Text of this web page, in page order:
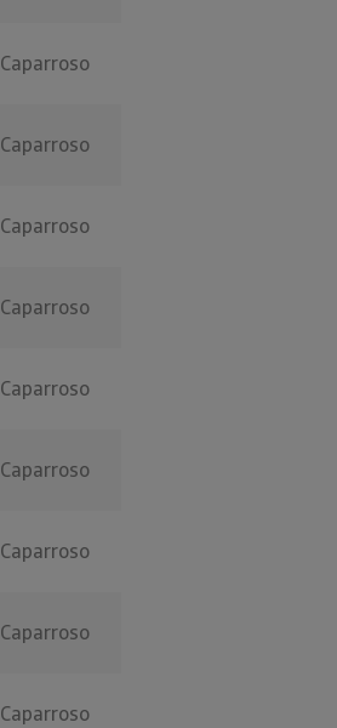
Caparroso
Caparroso
Caparroso
Caparroso
Caparroso
Caparroso
Caparroso
Caparroso
Caparroso